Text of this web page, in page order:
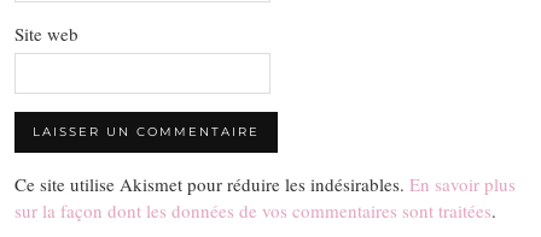
Site web
Ce site utilise Akismet pour réduire les indésirables. En savoir plus
sur la façon dont les données de vos commentaires sont traitées.